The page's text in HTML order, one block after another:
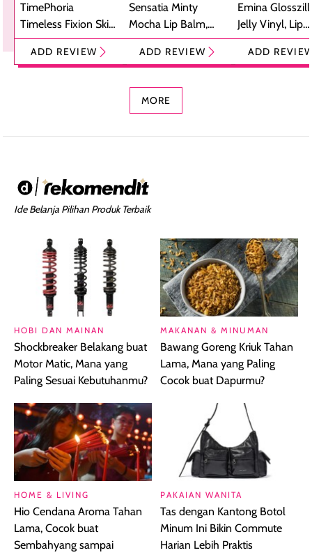
TimePhoria
Timeless Fixion Skin
Tint Stick,
Foundation dan
ADD REVIEW
Sensatia Minty
Mocha Lip Balm,
Pelembap Bibir
dengan Aroma
ADD REVIEW
Emina
Jelly Vinyl, Lip
Cream Glossy
Ringan
ADD
MORE
Ide Belanja Pilihan Produk Terbaik
HOBI DAN MAINAN
Shockbreaker Belakang buat
Motor Matic, Mana yang
Paling Sesuai Kebutuhanmu?
MAKANAN & MINUMAN
Bawang Goreng Kriuk Tahan
Lama, Mana yang Paling
Cocok buat Dapurmu?
HOME & LIVING
Hio Cendana Aroma Tahan
Lama, Cocok buat
Sembahyang sampai
PAKAIAN WANITA
Tas dengan Kantong Botol
Minum Ini Bikin Commute
Harian Lebih Praktis